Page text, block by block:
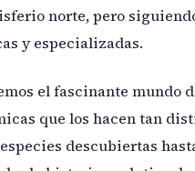
norte, pero
y especializadas.
el fascinante mundo
que los hacen tan
descubiertas